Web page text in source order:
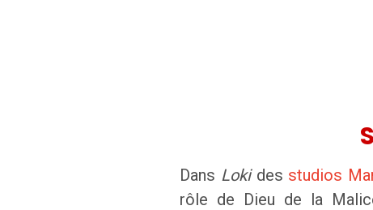
Dans Lokides studios
rôle de Dieu de la